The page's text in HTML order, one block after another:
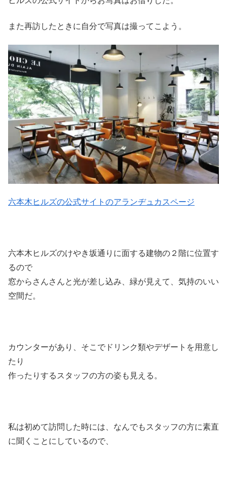
また再訪したときに自分で写真は撮ってこよう。
六本木ヒルズの公式サイトのアランヂュカスページ
六本木ヒルズのけやき坂通りに面する建物の２階に位置す
るので
窓からさんさんと光が差し込み、緑が見えて、気持のいい
空間だ。
カウンターがあり、そこでドリンク類やデザートを用意し
たり
作ったりするスタッフの方の姿も見える。
私は初めて訪問した時には、なんでもスタッフの方に素直
に聞くことにしているので、